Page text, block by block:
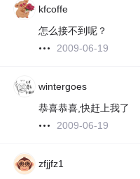
kfcoffe
怎么接不到呢？
2009-06-19
wintergoes
恭喜恭喜,快赶上我了
2009-06-19
zfjjfz1